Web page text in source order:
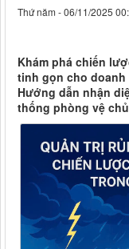
Thứ năm - 06/11/2025
Khám phá chiến
tinh gọn cho doanh
Hướng dẫn nhận
thống phòng vệ